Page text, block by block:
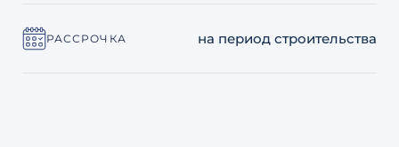
РАССРОЧКА на период строительства